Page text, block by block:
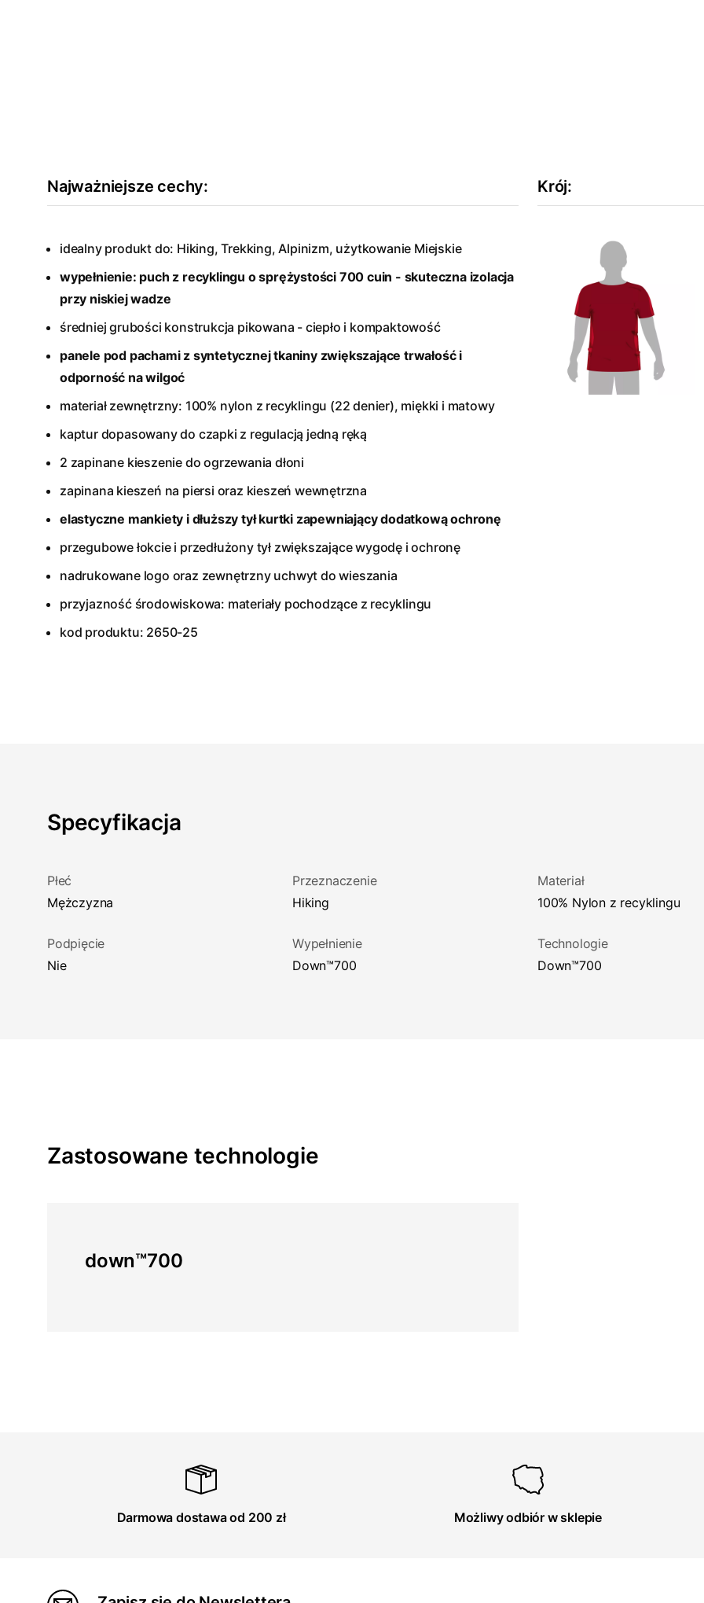
Najważniejsze cechy:
idealny produkt do: Hiking, Trekking, Alpinizm, użytkowanie Miejskie
wypełnienie: puch z recyklingu o sprężystości 700 cuin - skuteczna izolacja
przy niskiej wadze
średniej grubości konstrukcja pikowana - ciepło i kompaktowość
panele pod pachami z syntetycznej tkaniny zwiększające trwałość i
odporność na wilgoć
materiał zewnętrzny: 100% nylon z recyklingu (22 denier), miękki i matowy
kaptur dopasowany do czapki z regulacją jedną ręką
2 zapinane kieszenie do ogrzewania dłoni
zapinana kieszeń na piersi oraz kieszeń wewnętrzna
elastyczne mankiety i dłuższy tył kurtki zapewniający dodatkową ochronę
przegubowe łokcie i przedłużony tył zwiększające wygodę i ochronę
nadrukowane logo oraz zewnętrzny uchwyt do wieszania
przyjazność środowiskowa: materiały pochodzące z recyklingu
kod produktu: 2650-25
Krój:
Specyfikacja
Płeć
Mężczyzna
Przeznaczenie
Hiking
Materiał
100% Nylon z recyklingu
Podpięcie
Nie
Wypełnienie
down™700
Technologie
down™700
Zastosowane technologie
down™700
Darmowa dostawa od 200 zł Możliwy odbiór w sklepie